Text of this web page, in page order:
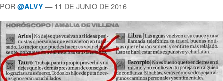
POR @ALVY —11 DE JUNIO DE 2016